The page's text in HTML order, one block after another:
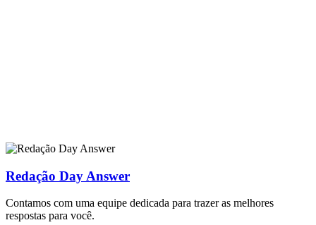
Redação Day Answer
Contamos com uma equipe dedicada para trazer as melhores
respostas para você.